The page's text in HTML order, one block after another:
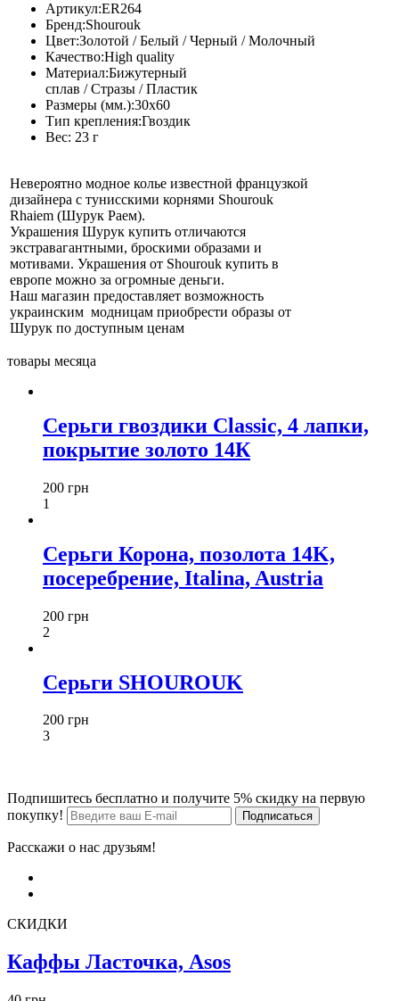
Артикул:ER264
Бренд:Shourouk
Цвет:Золотой / Белый / Черный / Молочный
Качество:High quality
Материал:Бижутерный
сплав / Стразы / Пластик
Размеры (мм.):30х60
Тип крепления:Гвоздик
Вес: 23 г
Невероятно модное колье известной французкой
дизайнера с тунисскими корнями Shourouk
Rhaiem (Шурук Раем).
Украшения Шурук купить отличаются
экстравагантными, броскими образами и
мотивами. Украшения от Shourouk купить в
европе можно за огромные деньги.
Наш магазин предоставляет возможность
украинским модницам приобрести образы от
Шурук по доступным ценам
товары месяца
Серьги гвоздики Classic, 4 лапки,
покрытие золото 14К
200 грн
1
Серьги Корона, позолота 14K,
посеребрение, Italina, Austria
200 грн
2
Серьги SHOUROUK
200 грн
3
Подпишитесь бесплатно и получите 5% скидку на первую
покупку!
Расскажи о нас друзьям!
СКИДКИ
Каффы Ласточка, Asos